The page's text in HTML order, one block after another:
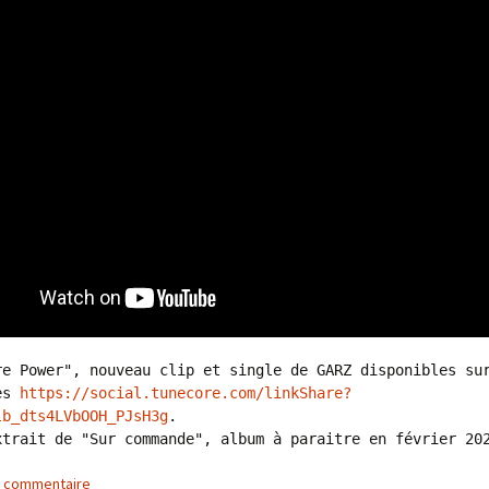
Power", nouveau clip et single de GARZ disponibles
https://social.tunecore.com/linkShare?
.
de "Sur commande", album à paraitre en février
commentaire